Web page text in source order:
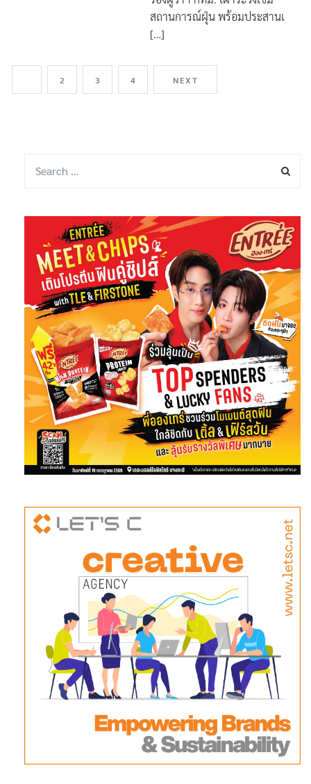
สถานการณ์ฝุ่น พร้อมประสานเ
[…]
2 3 4 NEXT